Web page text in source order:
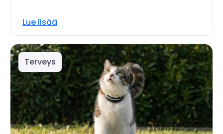
Lue lisää
Terveys